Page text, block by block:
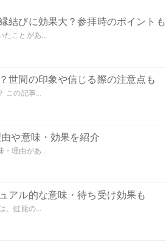
結びに効果大？参拝時のポイントも
たことがあ...
世間の印象や信じる際の注意点も
この記事...
や意味・効果を紹介
・理由があ...
アル的な意味・待ち受け効果も
、虹龍の...